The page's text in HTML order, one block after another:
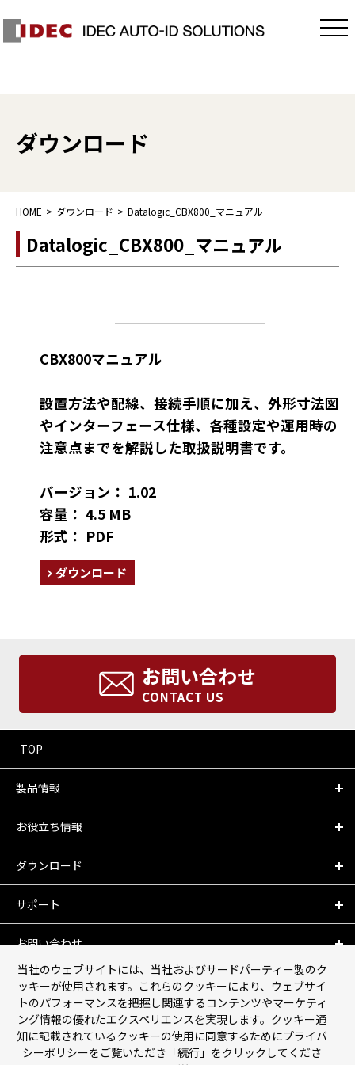
当社のウェブサイトには、当社およびサードパーティー製のク
ッキーが使用されます。これらのクッキーにより、ウェブサイ
トのパフォーマンスを把握し関連するコンテンツやマーケティ
ング情報の優れたエクスペリエンスを実現します。クッキー通
知に記載されているクッキーの使用に同意するためにプライバ
シーポリシーをご覧いただき「続行」をクリックしてくださ
ダウンロード
HOME ダウンロード Datalogic_CBX800_マニュアル
Datalogic_CBX800_マニュアル
CBX800マニュアル
設置方法や配線、接続手順に加え、外形寸法図
やインターフェース仕様、各種設定や運用時の
注意点までを解説した取扱説明書です。
バージョン： 1.02
容量： 4.5 MB
形式： PDF
ダウンロード
お問い合わせ
CONTACT US
TOP
製品情報
お役立ち情報
ダウンロード
サポート
お問い合わせ
会社情報
個人情報保護について
利用規約